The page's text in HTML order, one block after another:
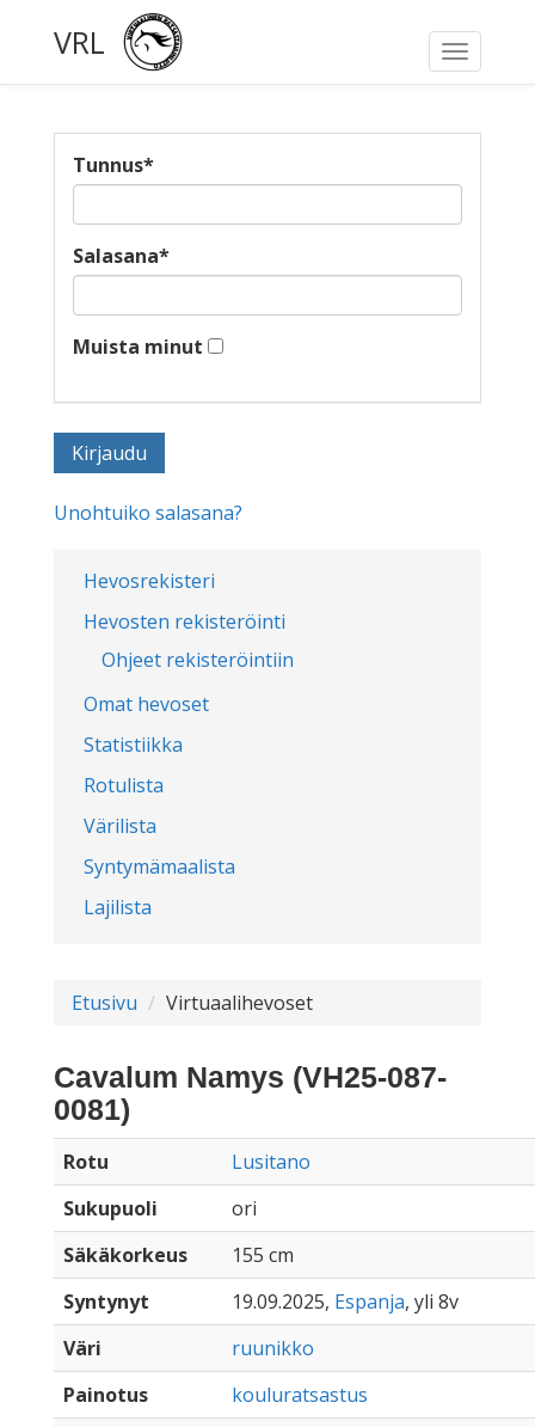
Toggle
VRL
Hevosrekisteri
Hevosten rekisteröinti
Ohjeet rekisteröintiin
Omat hevoset
Statistiikka
Rotulista
Värilista
Syntymämaalista
Lajilista
Tunnus*
Salasana*
Muista minut
Unohtuiko salasana?
Etusivu Virtuaalihevoset
Cavalum Namys (VH25-087-
0081)
Rotu
Lusitano
Sukupuoli
ori
Säkäkorkeus
155 cm
Syntynyt
19.09.2025, Espanja, yli 8v
Väri
ruunikko
Painotus
kouluratsastus